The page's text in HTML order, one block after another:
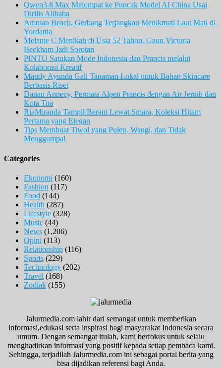
Qwen3.8 Max Melompat ke Puncak Model AI China Usai
Dirilis Alibaba
Amman Beach, Gerbang Terjangkau Menikmati Laut Mati di
Yordania
Melanie C Menikah di Usia 52 Tahun, Gaun Victoria
Beckham Jadi Sorotan
PINTU Satukan Mode Indonesia dan Prancis melalui
Kolaborasi Kreatif
Maudy Ayunda Gali Tanaman Lokal untuk Bahan Skincare
Berbasis Riset
Danau Annecy, Permata Alpen Prancis dengan Air Jernih dan
Kota Tua
RiaMiranda Tampil Berani Lewat Smara, Koleksi Hitam
Pertama yang Elegan
Tips Membuat Tiwol yang Pulen, Wangi, dan Tidak
Menggumpal
Categories
Ekonomi (160)
Fashion (117)
Food (144)
Health (287)
Lifestyle (328)
Music (44)
News (1,206)
Opini (113)
Relationship (116)
Sports (229)
Technology (202)
Travel (168)
Zodiak (155)
Jalurmedia.com lahir dari semangat untuk memberikan
informasi,edukasi serta inspirasi bagi masyarakat Indonesia secara
umum. Dengan semangat itulah, kami berfokus untuk selalu
menghadirkan informasi yang positif kepada setiap pembaca kami.
Sehingga, terjadilah Jalurmedia.com ini sebagai portal berita yang
bisa dijadikan referensi bagi Anda.